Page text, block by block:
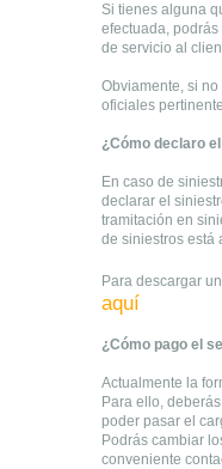
Si tienes alguna
efectuada,
de servicio al
Obviamente, si
oficiales
¿Cómo declaro
En caso de
declarar el
tramitación en
de siniestros está
Para descargar
aquí
¿Cómo pago el
Actualmente la
Para ello,
poder pasar el
Podrás cambiar
conveniente